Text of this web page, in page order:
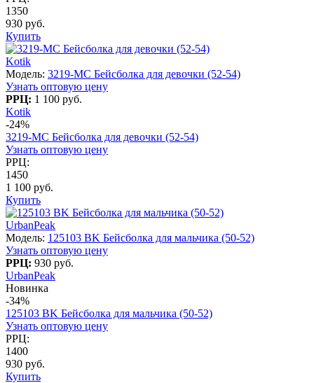
1350
930 руб.
Купить
Kotik
Модель: 3219-МC Бейсболка для девочки (52-54)
Узнать оптовую цену
РРЦ: 1 100 руб.
Kotik
-24%
3219-МC Бейсболка для девочки (52-54)
Узнать оптовую цену
РРЦ:
1450
1 100 руб.
Купить
UrbanPeak
Модель: 125103 BK Бейсболка для мальчика (50-52)
Узнать оптовую цену
РРЦ: 930 руб.
UrbanPeak
Новинка
-34%
125103 BK Бейсболка для мальчика (50-52)
Узнать оптовую цену
РРЦ:
1400
930 руб.
Купить